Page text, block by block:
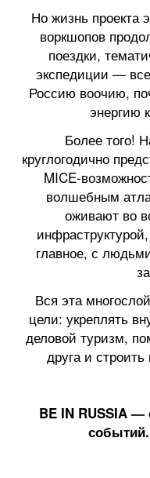
Но жизнь проекта
воркшопов
поездки,
экспедиции —
Россию воочию,
энергию
Более того!
круглогодично
MICE-
волшебным
оживают во
главное, с
Вся эта
цели: укреплять
деловой туризм,
друга и
BE IN RUSSIA —